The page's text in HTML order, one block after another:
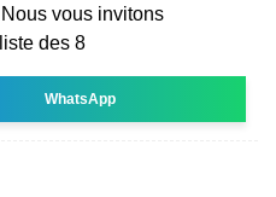
vous invitons
des 8
WhatsApp